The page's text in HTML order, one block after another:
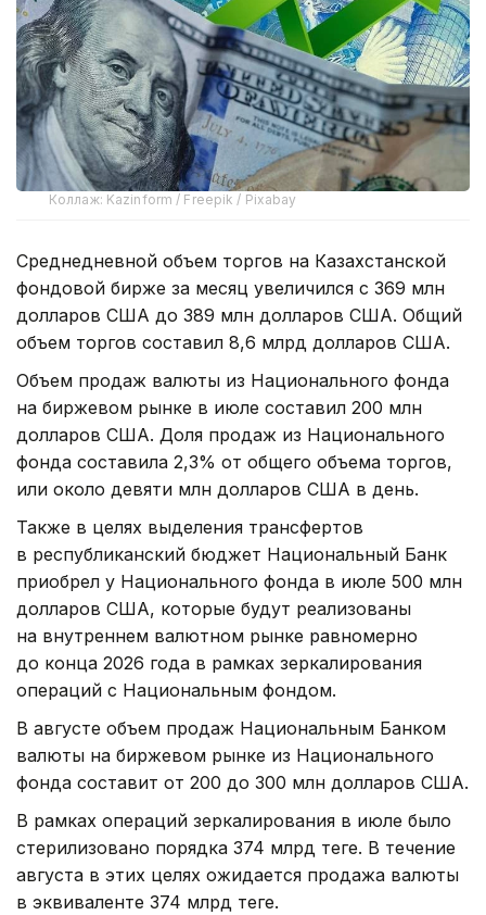
Коллаж: Kazinform / Freepik / Pixabay
Среднедневной объем торгов на Казахстанской
фондовой бирже за месяц увеличился с 369 млн
долларов США до 389 млн долларов США. Общий
объем торгов составил 8,6 млрд долларов США.
Объем продаж валюты из Национального фонда
на биржевом рынке в июле составил 200 млн
долларов США. Доля продаж из Национального
фонда составила 2,3% от общего объема торгов,
или около девяти млн долларов США в день.
Также в целях выделения трансфертов
в республиканский бюджет Национальный Банк
приобрел у Национального фонда в июле 500 млн
долларов США, которые будут реализованы
на внутреннем валютном рынке равномерно
до конца 2026 года в рамках зеркалирования
операций с Национальным фондом.
В августе объем продаж Национальным Банком
валюты на биржевом рынке из Национального
фонда составит от 200 до 300 млн долларов США.
В рамках операций зеркалирования в июле было
стерилизовано порядка 374 млрд теңге. В течение
августа в этих целях ожидается продажа валюты
в эквиваленте 374 млрд теңге.